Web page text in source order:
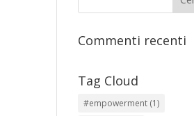
Commenti recenti
Tag Cloud
#empowerment (1)